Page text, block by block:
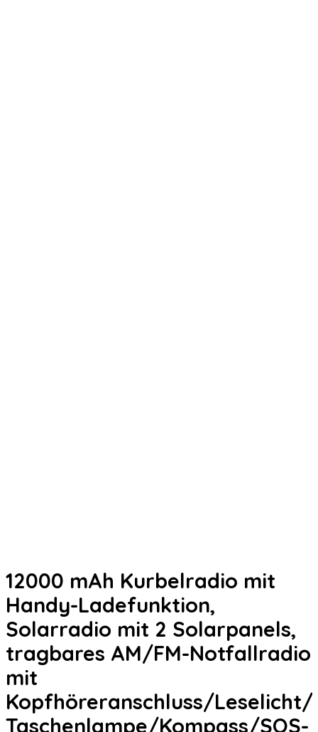
12000 mAh Kurbelradio mit
Handy-Ladefunktion,
Solarradio mit 2 Solarpanels,
tragbares AM/FM-Notfallradio
mit
Kopfhöreranschluss/Leselicht/
Taschenlampe/Kompass/SOS-